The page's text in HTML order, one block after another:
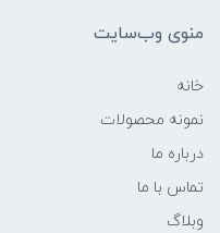
منوی وب‌سایت
خانه
نمونه محصولات
درباره ما
تماس با ما
وبلاگ